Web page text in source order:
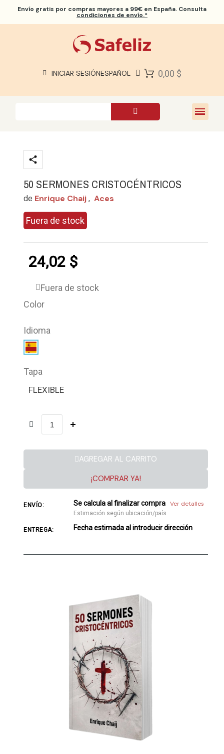
Envío gratis por compras mayores a 99€ en España. Consulta
condiciones de envío.*
INICIAR SESIÓNESPAÑOL 0,00 $
50 SERMONES CRISTOCÉNTRICOS
de Enrique Chaij , Aces
Fuera de stock
24,02 $
Fuera de stock
Color
Idioma
Tapa
FLEXIBLE
AGREGAR AL CARRITO
¡COMPRAR YA!
ENVÍO: Se calcula al finalizar compra Ver detalles
Estimación según ubicación/país
ENTREGA: Fecha estimada al introducir dirección